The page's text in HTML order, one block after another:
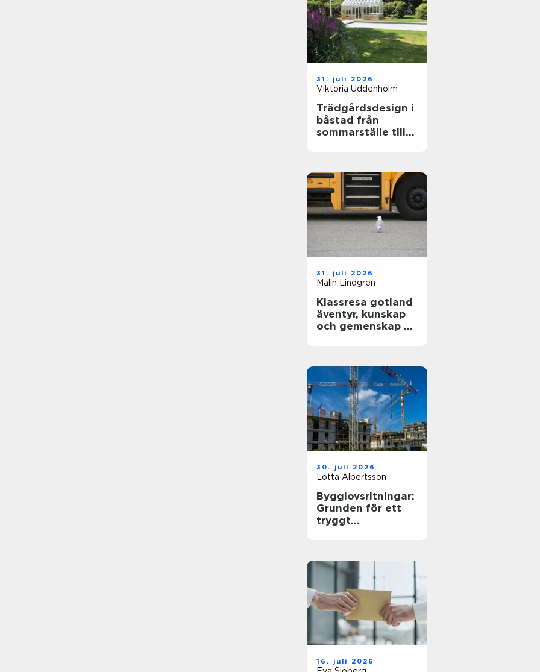
31. juli 2026
Viktoria Uddenholm
Trädgårdsdesign i
båstad från
sommarställe till
31. juli 2026
Malin Lindgren
Klassresa gotland
äventyr, kunskap
och gemenskap på
30. juli 2026
Lotta Albertsson
Bygglovsritningar:
Grunden för ett
tryggt
16. juli 2026